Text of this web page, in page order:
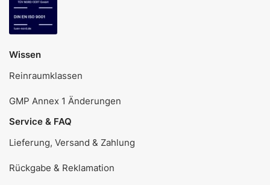
Wissen
Reinraumklassen
GMP Annex 1 Änderungen
Service & FAQ
Lieferung, Versand & Zahlung
Rückgabe & Reklamation